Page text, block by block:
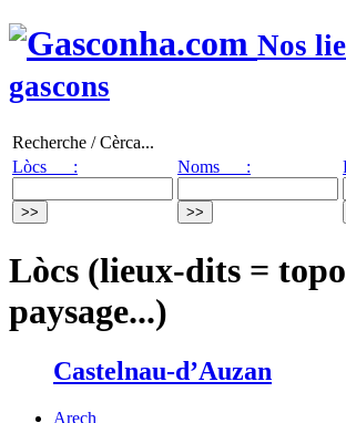
Nos
gascons
Recherche / Cèrca...
Lòcs :
Noms :
Lòcs (lieux-dits =
paysage...)
Castelnau-d’Auzan
Arech